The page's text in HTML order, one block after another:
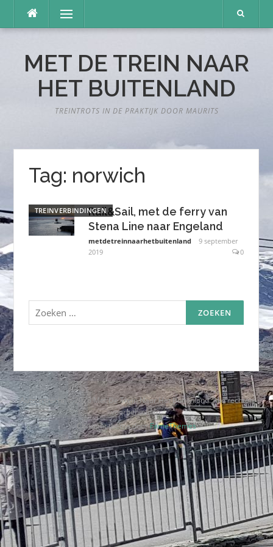
inhoud
Menu
MET DE TREIN NAAR
HET BUITENLAND
TREINTROTS IN DE PRAKTIJK DOOR MAURITS
Tag: norwich
TREINVERBINDINGENRail&Sail, met de ferry van
Stena Line naar Engeland
metdetreinnaarhetbuitenland
9 september
2019
0
Zoeken
naar:
Auteursrecht © 2026 Met De Trein Naar Het Buitenland. Alle rechten
voorbehouden.
Codilight thema doorFameThemes